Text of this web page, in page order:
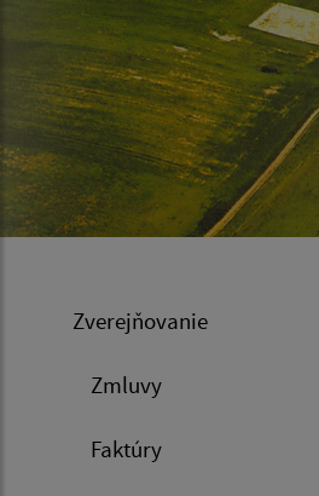
Zverejňovanie
Zmluvy
Faktúry